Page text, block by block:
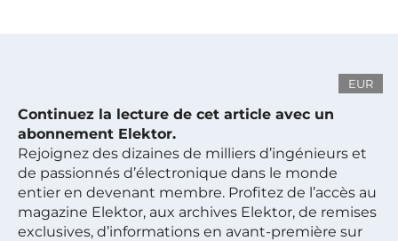
EUR
Continuez la lecture de cet article avec un
abonnement Elektor.
Rejoignez des dizaines de milliers d’ingénieurs et
de passionnés d’électronique dans le monde
entier en devenant membre. Profitez de l’accès au
magazine Elektor, aux archives Elektor, de remises
exclusives, d’informations en avant-première sur